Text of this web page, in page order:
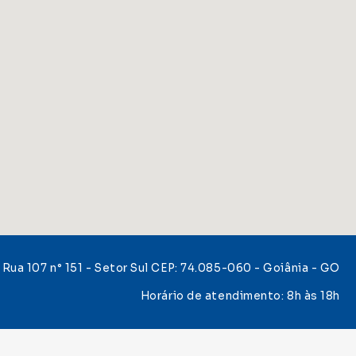
Rua 107 n° 151 - Setor Sul CEP: 74.085-060 - Goiânia - GO
Horário de atendimento: 8h às 18h